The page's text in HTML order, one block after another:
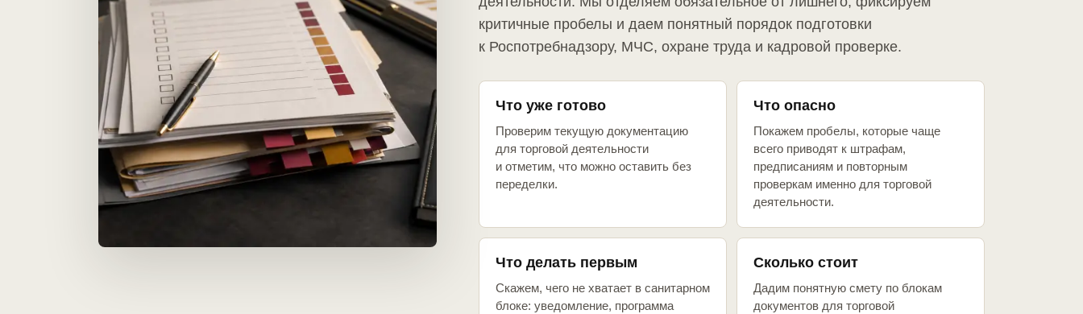
критичные пробелы и даем понятный порядок подготовки
к Роспотребнадзору, МЧС, охране труда и кадровой проверке.
Что уже готово
Проверим текущую документацию
для торговой деятельности
и отметим, что можно оставить без
переделки.
Что опасно
Покажем пробелы, которые чаще
всего приводят к штрафам,
предписаниям и повторным
проверкам именно для торговой
деятельности.
Что делать первым
Скажем, чего не хватает в санитарном
блоке: уведомление, программа
Сколько стоит
Дадим понятную смету по блокам
документов для торговой